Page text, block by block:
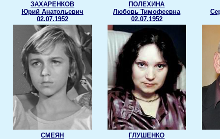
ЗАХАРЕНКОВ
Юрий Анатольевич
02.07.1952
ПОЛЕХИНА
Любовь Тимофеевна
02.07.1952
СМЕЯН
ГЛУШЕНКО